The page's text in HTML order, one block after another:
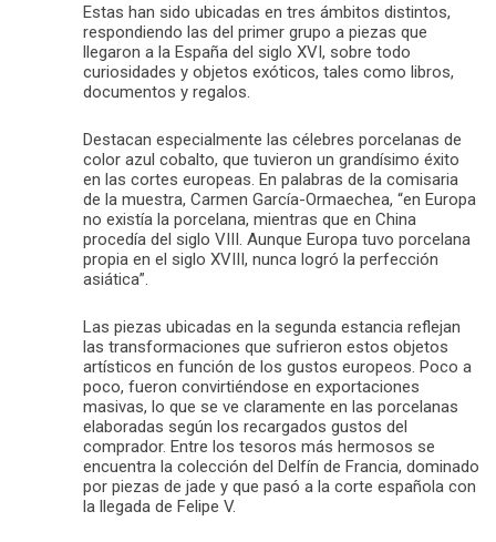
Estas han sido ubicadas en tres ámbitos distintos,
respondiendo las del primer grupo a piezas que
llegaron a la España del siglo XVI, sobre todo
curiosidades y objetos exóticos, tales como libros,
documentos y regalos.
Destacan especialmente las célebres porcelanas de
color azul cobalto, que tuvieron un grandísimo éxito
en las cortes europeas. En palabras de la comisaria
de la muestra, Carmen García-Ormaechea, “en Europa
no existía la porcelana, mientras que en China
procedía del siglo VIII. Aunque Europa tuvo porcelana
propia en el siglo XVIII, nunca logró la perfección
asiática”.
Las piezas ubicadas en la segunda estancia reflejan
las transformaciones que sufrieron estos objetos
artísticos en función de los gustos europeos. Poco a
poco, fueron convirtiéndose en exportaciones
masivas, lo que se ve claramente en las porcelanas
elaboradas según los recargados gustos del
comprador. Entre los tesoros más hermosos se
encuentra la colección del Delfín de Francia, dominado
por piezas de jade y que pasó a la corte española con
la llegada de Felipe V.